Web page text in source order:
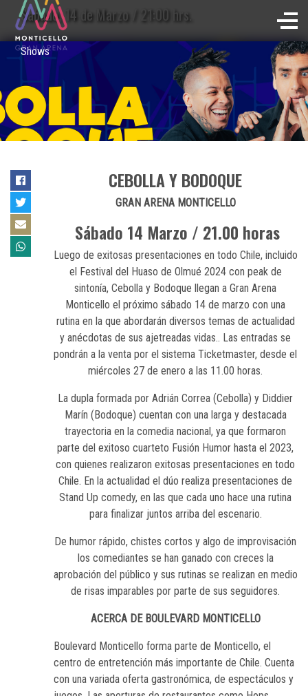
Sábado, 14 de Marzo / 21:00 hrs.
Shows
CEBOLLA Y BODOQUE
GRAN ARENA MONTICELLO
Sábado 14 Marzo / 21.00 horas
Luego de exitosas presentaciones en todo Chile, incluido
el Festival del Huaso de Olmué 2024 con peak de
sintonía, Cebolla y Bodoque llegan a Gran Arena
Monticello el próximo sábado 14 de marzo con una
rutina en la que abordarán diversos temas de actualidad
y anécdotas de sus ajetreadas vidas.. Las entradas se
pondrán a la venta por el sistema Ticketmaster, desde el
miércoles 27 de enero a las 11.00 horas.
La dupla formada por Adrián Correa (Cebolla) y Diddier
Marín (Bodoque) cuentan con una larga y destacada
trayectoria en la comedia nacional, ya que formaron
parte del exitoso cuarteto Fusión Humor hasta el 2023,
con quienes realizaron exitosas presentaciones en todo
Chile. En la actualidad el dúo realiza presentaciones de
Stand Up comedy, en las que cada uno hace una rutina
para finalizar juntos arriba del escenario.
De humor rápido, chistes cortos y algo de improvisación
los comediantes se han ganado con creces la
aprobación del público y sus rutinas se realizan en medio
de risas imparables por parte de sus seguidores.
ACERCA DE BOULEVARD MONTICELLO
Boulevard Monticello forma parte de Monticello, el
centro de entretención más importante de Chile. Cuenta
con una variada oferta gastronómica, de espectáculos y